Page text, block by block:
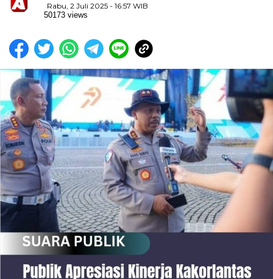
Rabu, 2 Juli 2025 - 16:57 WIB
50173 views